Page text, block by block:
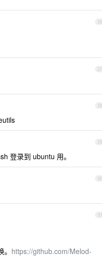
26
27
28
29
登录到 ubuntu 用。
30
31
https://github.com/Melod-